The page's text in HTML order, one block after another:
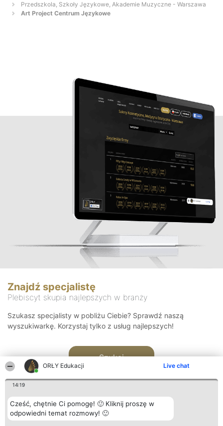
ORŁY Edukacji Live chat
14:19
Cześć, chętnie Ci pomogę! 🙂 Kliknij proszę w
odpowiedni temat rozmowy! 🙂
Przedszkola, Szkoły Językowe, Akademie Muzyczne - Warszawa
Art Project Centrum Językowe
Znajdź specjalistę
Plebiscyt skupia najlepszych w branży
Szukasz specjalisty w pobliżu Ciebie? Sprawdź naszą
wyszukiwarkę. Korzystaj tylko z usług najlepszych!
Szukaj